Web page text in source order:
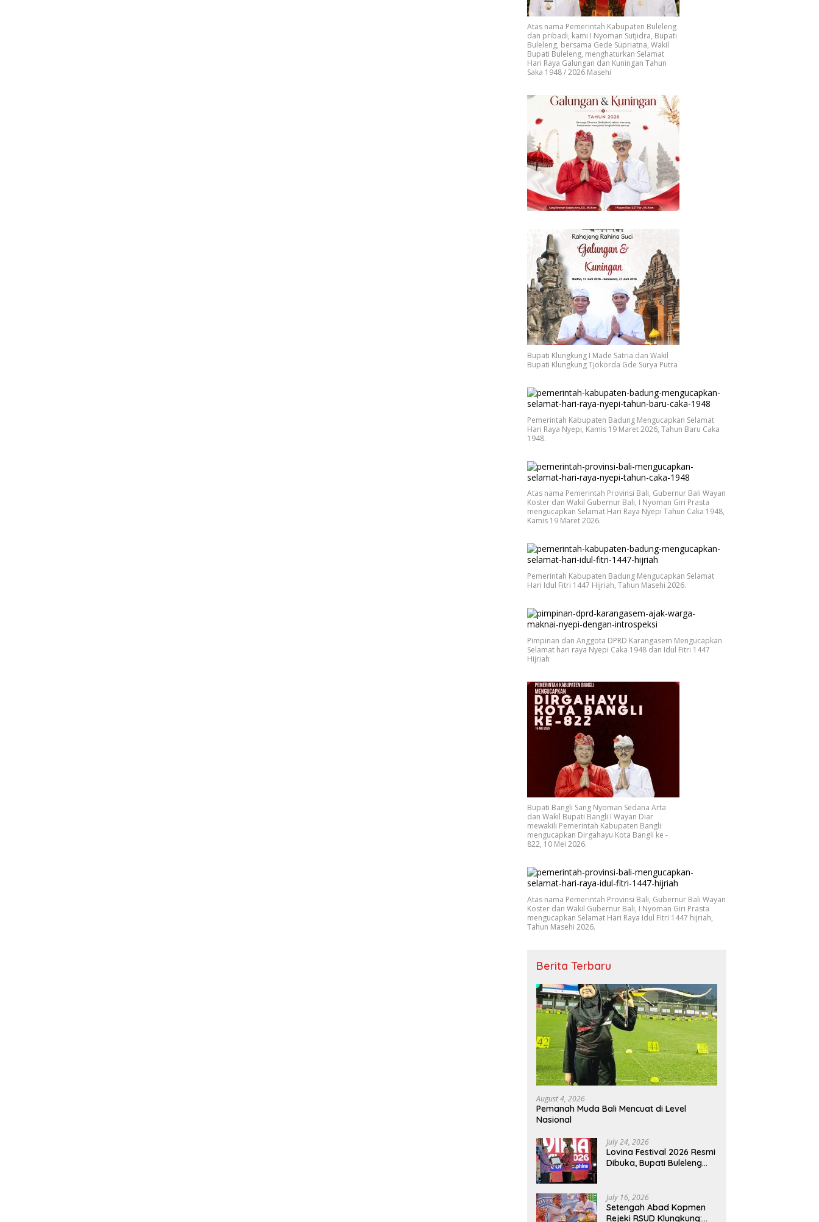
Atas nama Pemerintah Kabupaten Buleleng
dan pribadi, kami I Nyoman Sutjidra, Bupati
Buleleng, bersama Gede Supriatna, Wakil
Bupati Buleleng, menghaturkan Selamat
Hari Raya Galungan dan Kuningan Tahun
Saka 1948 / 2026 Masehi
Bupati Klungkung I Made Satria dan Wakil
Bupati Klungkung Tjokorda Gde Surya Putra
Pemerintah Kabupaten Badung Mengucapkan Selamat
Hari Raya Nyepi, Kamis 19 Maret 2026, Tahun Baru Caka
1948.
Atas nama Pemerintah Provinsi Bali, Gubernur Bali Wayan
Koster dan Wakil Gubernur Bali, I Nyoman Giri Prasta
mengucapkan Selamat Hari Raya Nyepi Tahun Caka 1948,
Kamis 19 Maret 2026.
Pemerintah Kabupaten Badung Mengucapkan Selamat
Hari Idul Fitri 1447 Hijriah, Tahun Masehi 2026.
Pimpinan dan Anggota DPRD Karangasem Mengucapkan
Selamat hari raya Nyepi Caka 1948 dan Idul Fitri 1447
Hijriah
Bupati Bangli Sang Nyoman Sedana Arta
dan Wakil Bupati Bangli I Wayan Diar
mewakili Pemerintah Kabupaten Bangli
mengucapkan Dirgahayu Kota Bangli ke -
822, 10 Mei 2026.
Atas nama Pemerintah Provinsi Bali, Gubernur Bali Wayan
Koster dan Wakil Gubernur Bali, I Nyoman Giri Prasta
mengucapkan Selamat Hari Raya Idul Fitri 1447 hijriah,
Tahun Masehi 2026.
Berita Terbaru
August 4, 2026
Pemanah Muda Bali Mencuat di Level
Nasional
July 24, 2026
Lovina Festival 2026 Resmi
Dibuka, Bupati Buleleng
July 16, 2026
Setengah Abad Kopmen
Rejeki RSUD Klungkung: